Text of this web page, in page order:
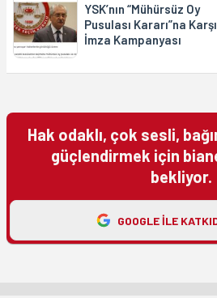
YSK’nın “Mühürsüz Oy
Pusulası Kararı”na Karşı
İmza Kampanyası
Hak odaklı, çok sesli,
güçlendirmek için
bekliyor.
GOOGLE ILE